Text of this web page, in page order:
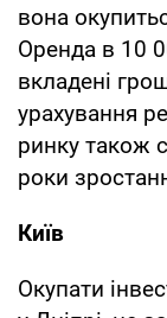
вона
Оренда в 10
вкладені
урахування
ринку також
роки
Київ
Окупати